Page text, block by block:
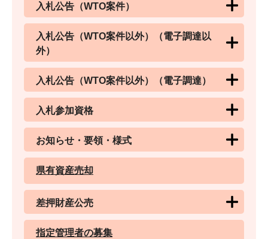
入札公告（WTO案件）
入札公告（WTO案件以外）（電子調達以
外）
入札公告（WTO案件以外）（電子調達）
入札参加資格
お知らせ・要領・様式
県有資産売却
差押財産公売
指定管理者の募集